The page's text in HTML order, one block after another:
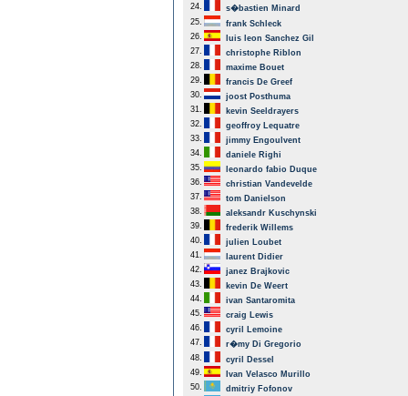
24.
s�bastien Minard
25.
frank Schleck
26.
luis leon Sanchez Gil
27.
christophe Riblon
28.
maxime Bouet
29.
francis De Greef
30.
joost Posthuma
31.
kevin Seeldrayers
32.
geoffroy Lequatre
33.
jimmy Engoulvent
34.
daniele Righi
35.
leonardo fabio Duque
36.
christian Vandevelde
37.
tom Danielson
38.
aleksandr Kuschynski
39.
frederik Willems
40.
julien Loubet
41.
laurent Didier
42.
janez Brajkovic
43.
kevin De Weert
44.
ivan Santaromita
45.
craig Lewis
46.
cyril Lemoine
47.
r�my Di Gregorio
48.
cyril Dessel
49.
Ivan Velasco Murillo
50.
dmitriy Fofonov